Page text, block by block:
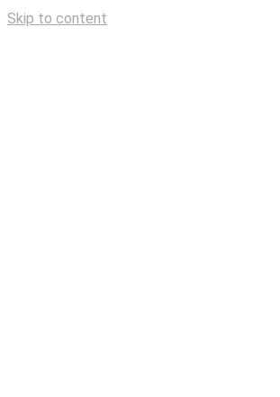
Skip to content